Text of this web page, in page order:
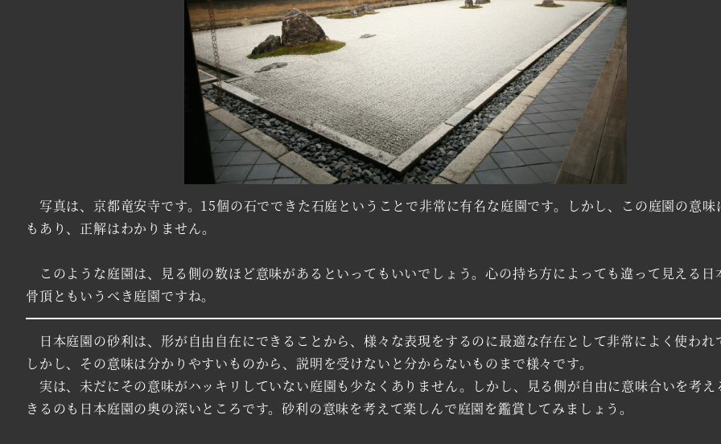
写真は、京都竜安寺です。15個の石でできた石庭ということで非常に有名な庭園です。しかし、この庭園の意味
もあり、正解はわかりません。
このような庭園は、見る側の数ほど意味があるといってもいいでしょう。心の持ち方によっても違って見える日
骨頂ともいうべき庭園ですね。
日本庭園の砂利は、形が自由自在にできることから、様々な表現をするのに最適な存在として非常によく使われ
しかし、その意味は分かりやすいものから、説明を受けないと分からないものまで様々です。
実は、未だにその意味がハッキリしていない庭園も少なくありません。しかし、見る側が自由に意味合いを考え
きるのも日本庭園の奥の深いところです。砂利の意味を考えて楽しんで庭園を鑑賞してみましょう。